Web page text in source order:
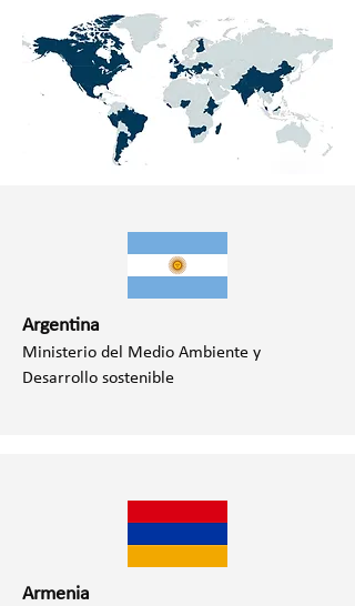
Argentina
Ministerio del Medio Ambiente y
Desarrollo sostenible
Armenia